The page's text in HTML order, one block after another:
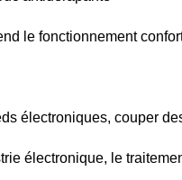
le fonctionnement
électroniques, couper
électronique, le